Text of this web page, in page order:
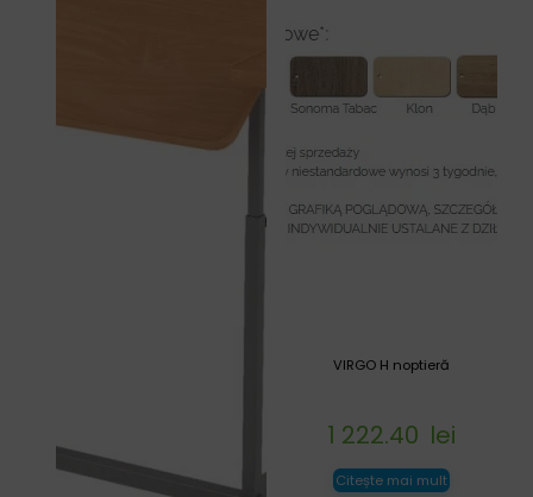
VIRGO H noptieră
1 222.40 lei
Citește mai mult